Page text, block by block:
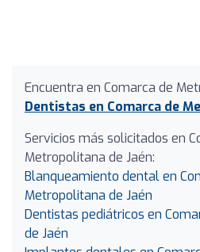
Encuentra en Comarca de
Dentistas en Comarca de
Servicios más solicitados en
Metropolitana de Jaén:
Blanqueamiento dental en
Metropolitana de Jaén
Dentistas pediátricos en
de Jaén